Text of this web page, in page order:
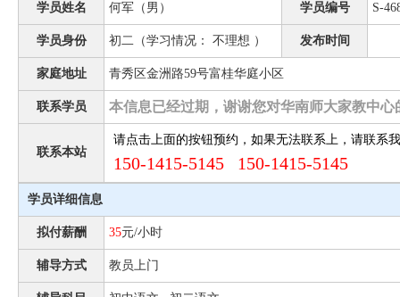
学员姓名 何军（男） 学员编号 S-
学员身份 初二（学习情况： 不理想 ） 发布时间
家庭地址 青秀区金洲路59号富桂华庭小区
联系学员 本信息已经过期，谢谢您对华南师大家教中心
联系本站
请点击上面的按钮预约，如果无法联系上，请联系
150-1415-5145 150-1415-5145
学员详细信息
拟付薪酬 35元/小时
辅导方式 教员上门